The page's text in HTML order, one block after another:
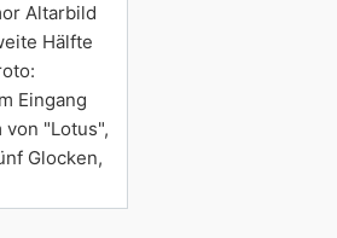
Altarbild
Hälfte
Eingang
von "Lotus",
Glocken,